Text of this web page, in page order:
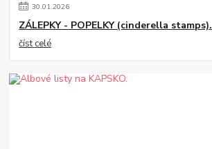
30.01.2026
ZÁLEPKY - POPELKY (cinderella stamps).
číst celé